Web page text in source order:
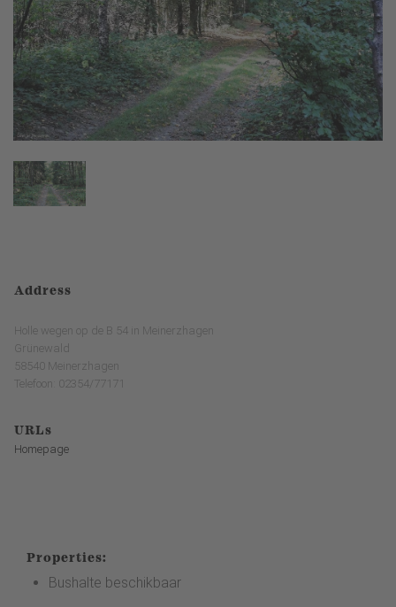
Address
Holle wegen op de B 54 in Meinerzhagen
Grünewald
58540 Meinerzhagen
Telefoon: 02354/77171
URLs
Homepage
Properties:
Bushalte beschikbaar